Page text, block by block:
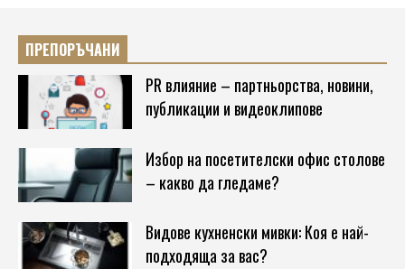
ПРЕПОРЪЧАНИ
PR влияние – партньорства, новини,
публикации и видеоклипове
Избор на посетителски офис столове
– какво да гледаме?
Видове кухненски мивки: Коя е най-
подходяща за вас?